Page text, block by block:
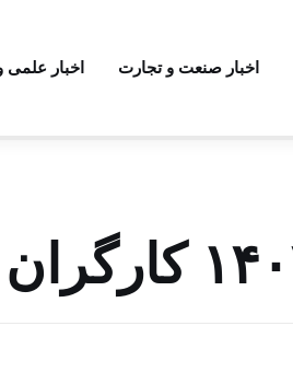
اخبار صنعت و تجارت اخبار علمی